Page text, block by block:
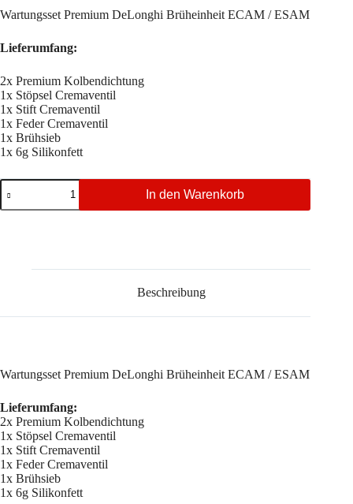
Wartungsset Premium DeLonghi Brüheinheit ECAM / ESAM
Lieferumfang:
2x Premium Kolbendichtung
1x Stöpsel Cremaventil
1x Stift Cremaventil
1x Feder Cremaventil
1x Brühsieb
1x 6g Silikonfett
Wartungsset
Premium
DeLonghi
In den Warenkorb
Beschreibung
Wartungsset Premium DeLonghi Brüheinheit ECAM / ESAM
Lieferumfang:
2x Premium Kolbendichtung
1x Stöpsel Cremaventil
1x Stift Cremaventil
1x Feder Cremaventil
1x Brühsieb
1x 6g Silikonfett